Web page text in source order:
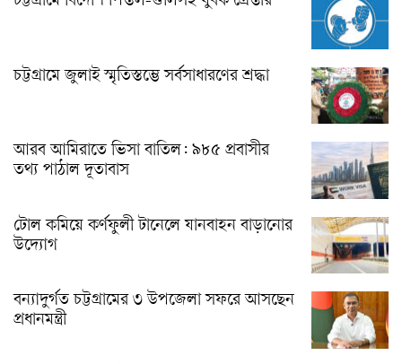
চট্টগ্রামে জুলাই স্মৃতিস্তম্ভে সর্বসাধারণের শ্রদ্ধা
আরব আমিরাতে ভিসা বাতিল: ৯৮৫ প্রবাসীর
তথ্য পাঠাল দূতাবাস
টোল কমিয়ে কর্ণফুলী টানেলে যানবাহন বাড়ানোর
উদ্যোগ
বন্যাদুর্গত চট্টগ্রামের ৩ উপজেলা সফরে আসছেন
প্রধানমন্ত্রী